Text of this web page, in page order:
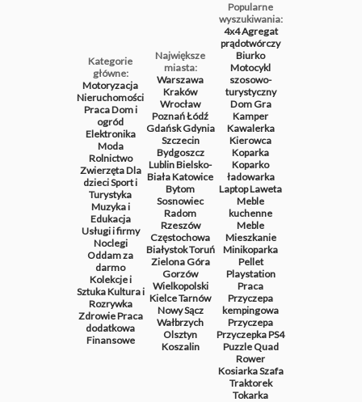
Kategorie
główne:
Motoryzacja
Nieruchomości
PracaDom i
ogród
Elektronika
Moda
Rolnictwo
ZwierzętaDla
dzieciSport i
Turystyka
Muzyka i
Edukacja
Usługi i firmy
Noclegi
Oddam za
darmo
Kolekcje i
SztukaKultura i
Rozrywka
ZdrowiePraca
dodatkowa
Finansowe
Największe
miasta:
Warszawa
Kraków
Wrocław
PoznańŁódź
GdańskGdynia
Szczecin
Bydgoszcz
LublinBielsko-
BiałaKatowice
Bytom
Sosnowiec
Radom
Rzeszów
Częstochowa
BiałystokToruń
Zielona Góra
Gorzów
Wielkopolski
KielceTarnów
Nowy Sącz
Wałbrzych
Olsztyn
Koszalin
Popularne
wyszukiwania:
4x4Agregat
prądotwórczy
Biurko
Motocykl
szosowo-
turystyczny
DomGra
Kamper
Kawalerka
Kierowca
Koparka
Koparko
ładowarka
LaptopLaweta
Meble
kuchenne
Meble
Mieszkanie
Minikoparka
Pellet
Playstation
Praca
Przyczepa
kempingowa
Przyczepa
PrzyczepkaPS4
PuzzleQuad
Rower
KosiarkaSzafa
Traktorek
Tokarka